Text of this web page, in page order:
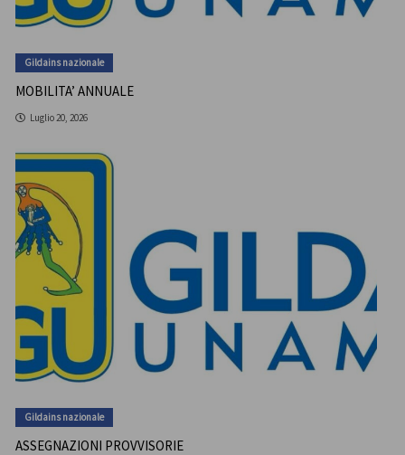
Gildains nazionale
MOBILITA’ ANNUALE
Luglio 20, 2026
Gildains nazionale
ASSEGNAZIONI PROVVISORIE